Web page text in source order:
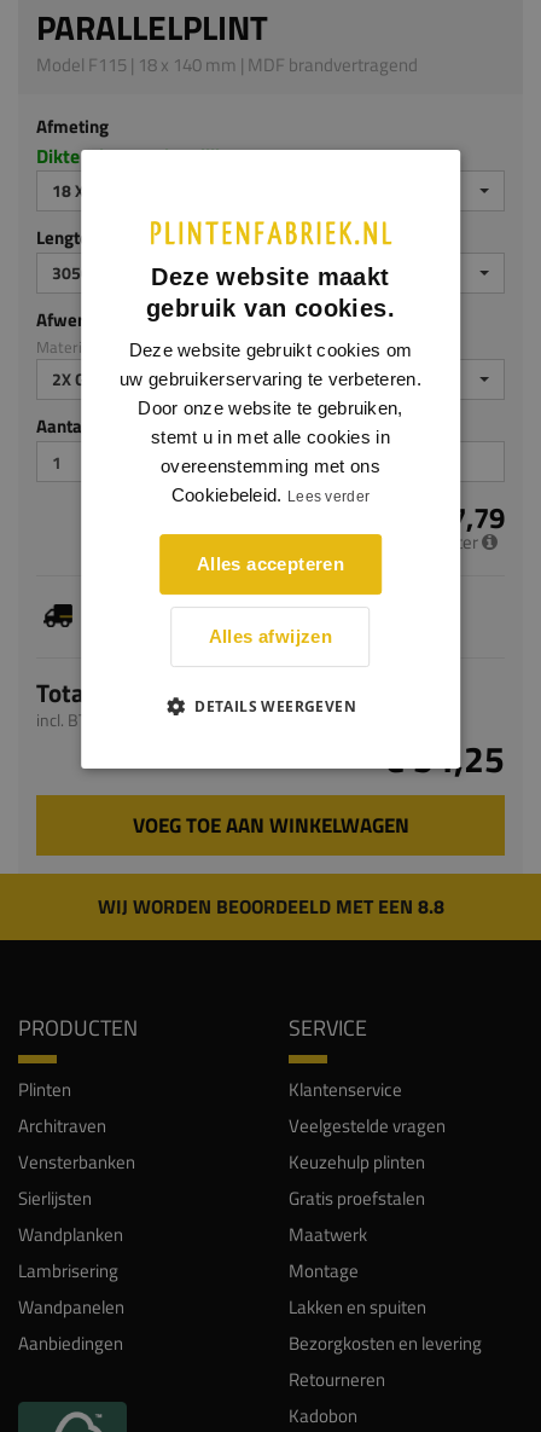
PARALLELPLINT
Model F115 | 18 x 140 mm | MDF brandvertragend
Afmeting
Dikte x hoogte in millimeters
18 X 140 MM
Lengte (mm)
3050
Afwerking
Materiaal: MDF brandvertragend
2X GEGROND
Aantal stuks
€ 17,79
per meter
Je hebt gekozen voor maatwerk, de verwachte
levertijd bedraagt 5-7 werkdagen
Totaal
incl. BTW
€ 54,25
VOEG TOE AAN WINKELWAGEN
WIJ WORDEN BEOORDEELD MET EEN 8.8
PRODUCTEN
Plinten
Architraven
Vensterbanken
Sierlijsten
Wandplanken
Lambrisering
Wandpanelen
Aanbiedingen
SERVICE
Klantenservice
Veelgestelde vragen
Keuzehulp plinten
Gratis proefstalen
Maatwerk
Montage
Lakken en spuiten
Bezorgkosten en levering
Retourneren
Kadobon
Deze website maakt
gebruik van cookies.
Deze website gebruikt cookies om
uw gebruikerservaring te verbeteren.
Door onze website te gebruiken,
stemt u in met alle cookies in
overeenstemming met ons
Cookiebeleid. Lees verder
Alles accepteren
Alles afwijzen
DETAILS WEERGEVEN